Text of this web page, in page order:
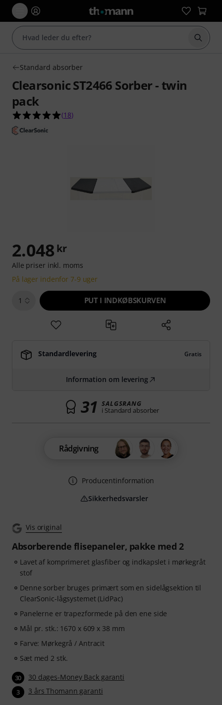
Start
Standard absorber
Clearsonic ST2466 Sorber - twin
pack
4.9 ud af 5 stjerner fra 18 kundebedømmelser
(18)
Vis original
Absorberende flisepaneler, pakke med 2
Lavet af komprimeret glasfiber og indkapslet i mørkegråt
stof
Denne sorber bruges primært som en sidelågsektion til
ClearSonic-lågsystemet (LidPac)
Panelerne er trapezformede på den ene side
Mål pr. stk.: 1670 x 609 x 38 mm
Farve: Mørkegrå / Antracit
Sæt med 2 stk.
30 30 dages-Money Back garanti
3 3 års Thomann garanti
2.048 kr
Alle priser inkl. moms
På lager indenfor 7-9 uger
1 PUT I INDKØBSKURVEN
Standardlevering Gratis
Information om levering
31 SALGSRANG
i Standard absorber
Rådgivning
Producentinformation
Sikkerhedsvarsler